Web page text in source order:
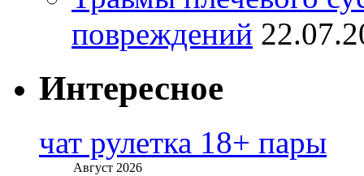
повреждений
Интересное
чат рулетка 18+ пары
Август 2026